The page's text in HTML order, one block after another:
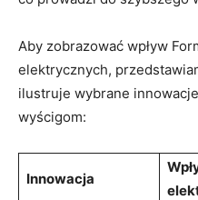
Aby zobrazować wpływ
elektrycznych,
ilustruje wybrane
wyścigom:
Innowacja